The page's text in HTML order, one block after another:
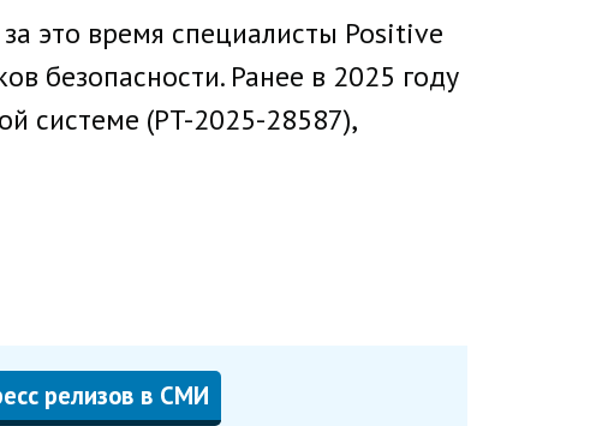
это время специалисты Positive
безопасности. Ранее в 2025 году
системе (PT-2025-28587),
релизов в СМИ